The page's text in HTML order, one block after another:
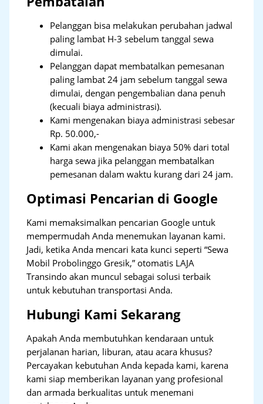
Pelanggan bisa melakukan perubahan jadwal
paling lambat H-3 sebelum tanggal sewa
dimulai.
Pelanggan dapat membatalkan pemesanan
paling lambat 24 jam sebelum tanggal sewa
dimulai, dengan pengembalian dana penuh
(kecuali biaya administrasi).
Kami mengenakan biaya administrasi sebesar
Rp. 50.000,-
Kami akan mengenakan biaya 50% dari total
harga sewa jika pelanggan membatalkan
pemesanan dalam waktu kurang dari 24 jam.
Optimasi Pencarian di Google
Kami memaksimalkan pencarian Google untuk
mempermudah Anda menemukan layanan kami.
Jadi, ketika Anda mencari kata kunci seperti “Sewa
Mobil Probolinggo Gresik,” otomatis LAJA
Transindo akan muncul sebagai solusi terbaik
untuk kebutuhan transportasi Anda.
Hubungi Kami Sekarang
Apakah Anda membutuhkan kendaraan untuk
perjalanan harian, liburan, atau acara khusus?
Percayakan kebutuhan Anda kepada kami, karena
kami siap memberikan layanan yang profesional
dan armada berkualitas untuk menemani